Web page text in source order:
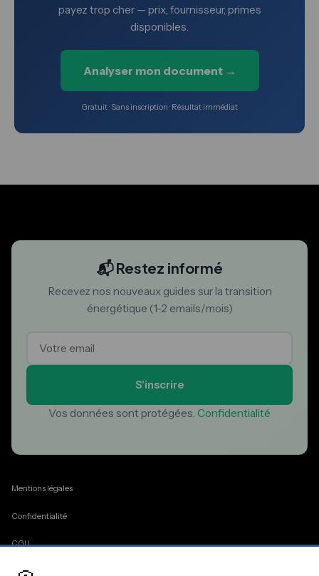
payez trop cher — prix, fournisseur, primes
disponibles.
Analyser mon document →
Gratuit · Sans inscription · Résultat immédiat
📬 Restez informé
Recevez nos nouveaux guides sur la transition
énergétique (1-2 emails/mois)
S'inscrire
Vos données sont protégées. Confidentialité
Mentions légales
Confidentialité
CGU
Cookies